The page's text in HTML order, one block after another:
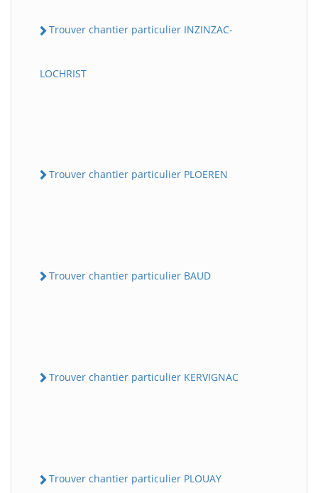
Trouver chantier particulier INZINZAC-
LOCHRIST
Trouver chantier particulier PLOEREN
Trouver chantier particulier BAUD
Trouver chantier particulier KERVIGNAC
Trouver chantier particulier PLOUAY